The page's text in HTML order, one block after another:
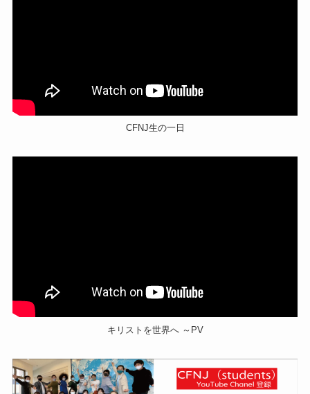
CFNJ生の一日
キリストを世界へ ～PV